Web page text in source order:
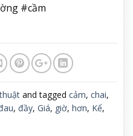
#cầm
and tagged cảm, chai,
, đầy, Giá, giờ, hơn, Kể,